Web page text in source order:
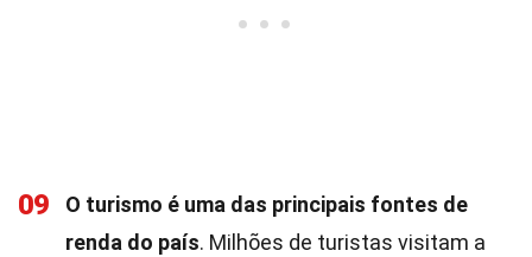
09
O turismo é uma das principais fontes de
renda do país. Milhões de turistas visitam a